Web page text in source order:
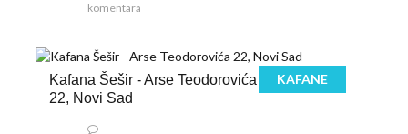
komentara
Kafana Šešir - Arse Teodorovića
22, Novi Sad
KAFANE